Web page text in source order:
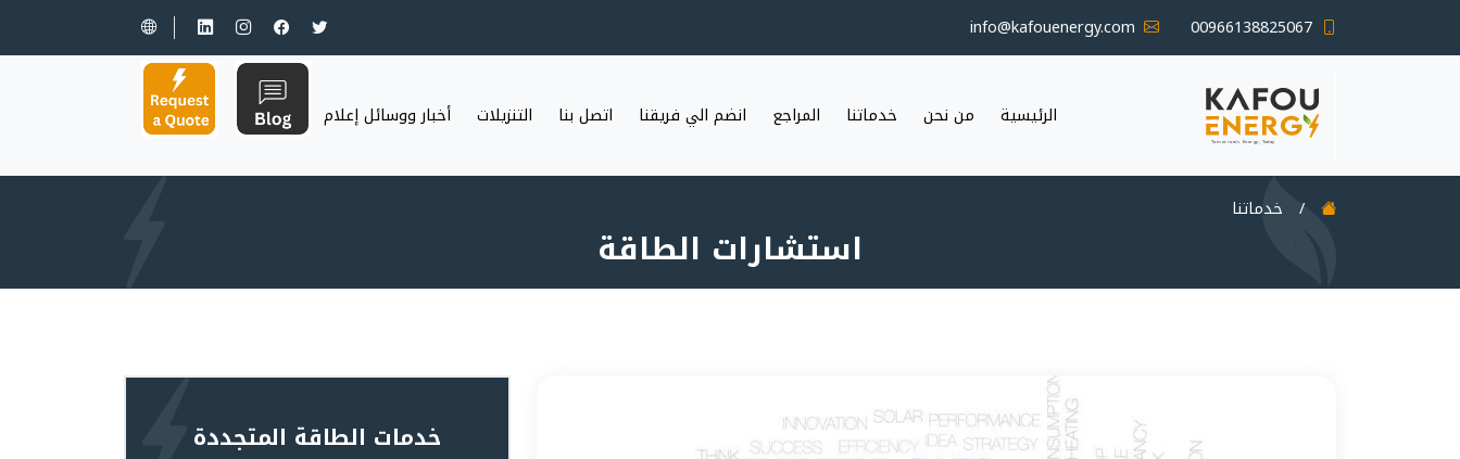
00966138825067
info@kafouenergy.com
الرئيسية من نحن خدماتنا المراجع انضم الي فريقنا اتصل بنا التنزيلات أخبار ووسائل إعلام
/ خدماتنا
استشارات الطاقة
خدمات الطاقة المتجددة